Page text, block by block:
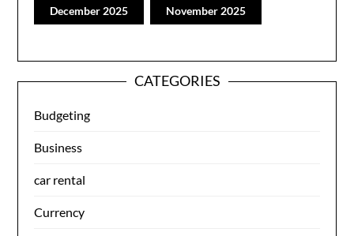
December 2025 November 2025
CATEGORIES
Budgeting
Business
car rental
Currency